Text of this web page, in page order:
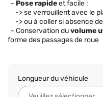
- Pose rapideet facile :
-> se verrouillent avec le
-> ou à coller si absence
- Conservation duvolume
forme des passages de roue
Longueur du véhicule